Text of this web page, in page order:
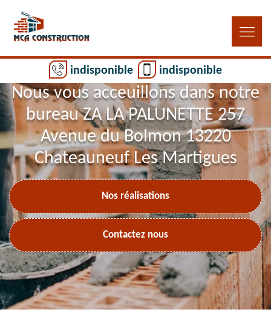
indisponible indisponible
Nous vous acceuillons dans notre
bureau ZA LA PALUNETTE 257
Avenue du Bolmon 13220
Chateauneuf Les Martigues
Nos réalisations
Contactez nous